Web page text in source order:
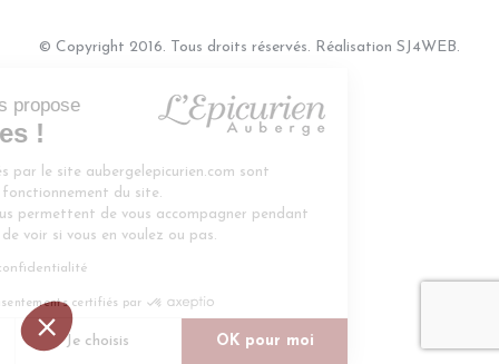
© Copyright 2016. Tous droits réservés. Réalisation SJ4WEB.
propose
!
par le site aubergelepicurien.com sont
bon fonctionnement du site.
nous permettent de vous accompagner pendant
de voir si vous en voulez ou pas.
de confidentialité
Consentements certifiés par
Je choisis OK pour moi